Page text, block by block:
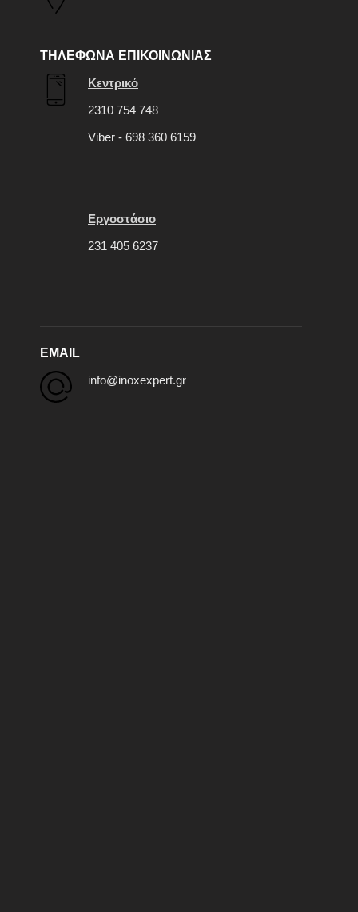
ΤΗΛΕΦΩΝΑ ΕΠΙΚΟΙΝΩΝΙΑΣ
Κεντρικό
2310 754 748
Viber - 698 360 6159
Εργοστάσιο
231 405 6237
EMAIL
info@inoxexpert.gr